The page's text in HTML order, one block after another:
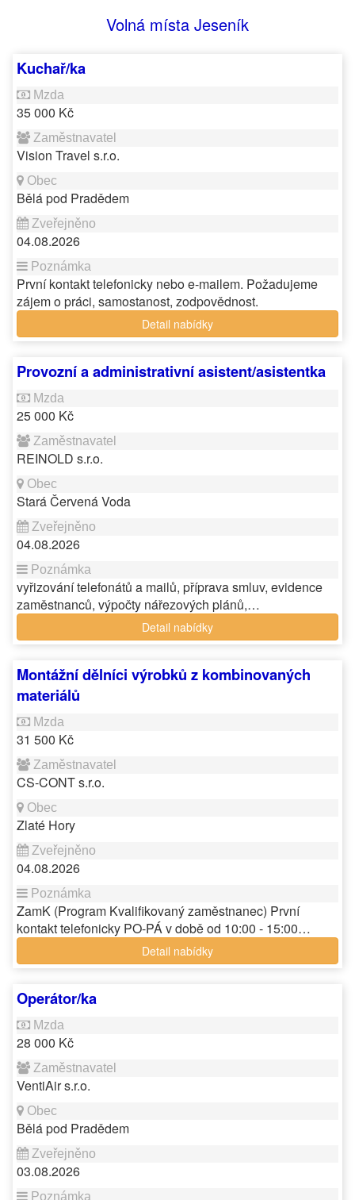
Volná místa Jeseník
Kuchař/ka
35 000 Kč
Vision Travel s.r.o.
Bělá pod Pradědem
04.08.2026
První kontakt telefonicky nebo e-mailem. Požadujeme
zájem o práci, samostanost, zodpovědnost.
Detail nabídky
Provozní a administrativní asistent/asistentka
25 000 Kč
REINOLD s.r.o.
Stará Červená Voda
04.08.2026
vyřizování telefonátů a mailů, příprava smluv, evidence
zaměstnanců, výpočty nářezových plánů,…
Detail nabídky
Montážní dělníci výrobků z kombinovaných
materiálů
31 500 Kč
CS-CONT s.r.o.
Zlaté Hory
04.08.2026
ZamK (Program Kvalifikovaný zaměstnanec) První
kontakt telefonicky PO-PÁ v době od 10:00 - 15:00…
Detail nabídky
Operátor/ka
28 000 Kč
VentiAir s.r.o.
Bělá pod Pradědem
03.08.2026